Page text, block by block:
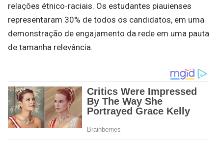
relações étnico-raciais. Os estudantes piauienses
representaram 30% de todos os candidatos, em uma
demonstração de engajamento da rede em uma pauta
de tamanha relevância.